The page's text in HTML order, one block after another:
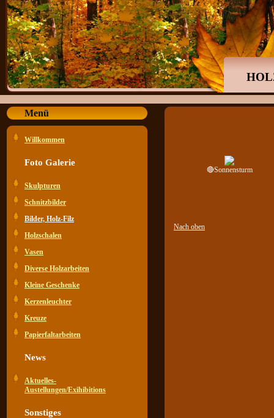
Menü
Willkommen
Foto Galerie
Skulpturen
Schnitzbilder
Bilder, Holz-Filz
Holzschalen
Vasen
Diverse Holzarbeiten
Kleine Geschenke
Kerzenleuchter
Kreuze
Papierfaltarbeiten
News
Aktuelles-
Austellungen/Exihibitions
Sonstiges
🔴Sonnensturm
Nach oben